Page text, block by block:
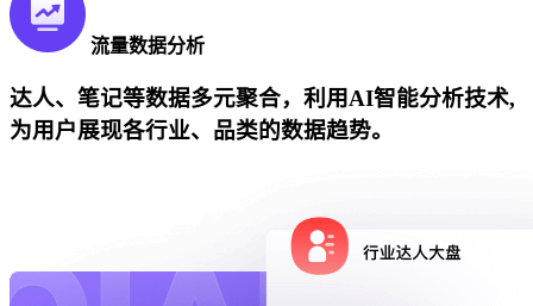
流量数据分析
达人、笔记等数据多元聚合，利用AI智能分析技术,
为用户展现各行业、品类的数据趋势。